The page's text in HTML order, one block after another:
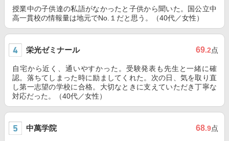
授業中の子供達の私語がなかったと子供から聞いた。国公立中
高一貫校の情報量は地元でNo.１だと思う。（40代／女性）
栄光ゼミナール 69.2点
自宅から近く、通いやすかった。受験発表も先生と一緒に確
認。落ちてしまった時に励ましてくれた。次の日、気を取り直
し第一志望の学校に合格。大切なときに支えていただき丁寧な
対応だった。（40代／女性）
中萬学院 68.9点